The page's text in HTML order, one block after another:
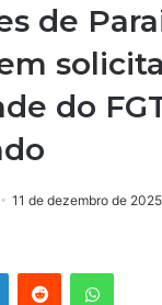
de
do
11 de dezembro de 2025
LinkedinReddit